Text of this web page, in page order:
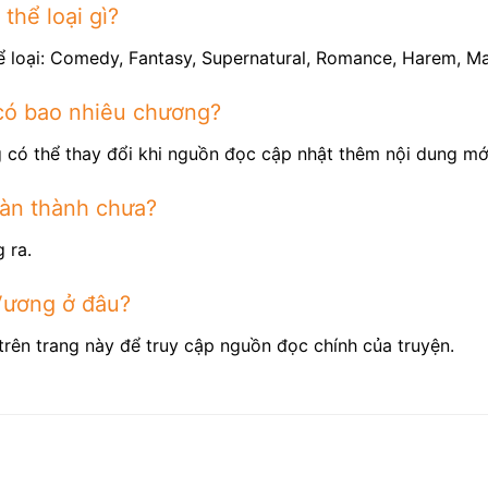
loại gì?
Comedy, Fantasy, Supernatural, Romance, Harem,
bao nhiêu chương?
có thể thay đổi khi nguồn đọc cập nhật thêm nội dung
thành chưa?
ra.
ở đâu?
trang này để truy cập nguồn đọc chính của truyện.